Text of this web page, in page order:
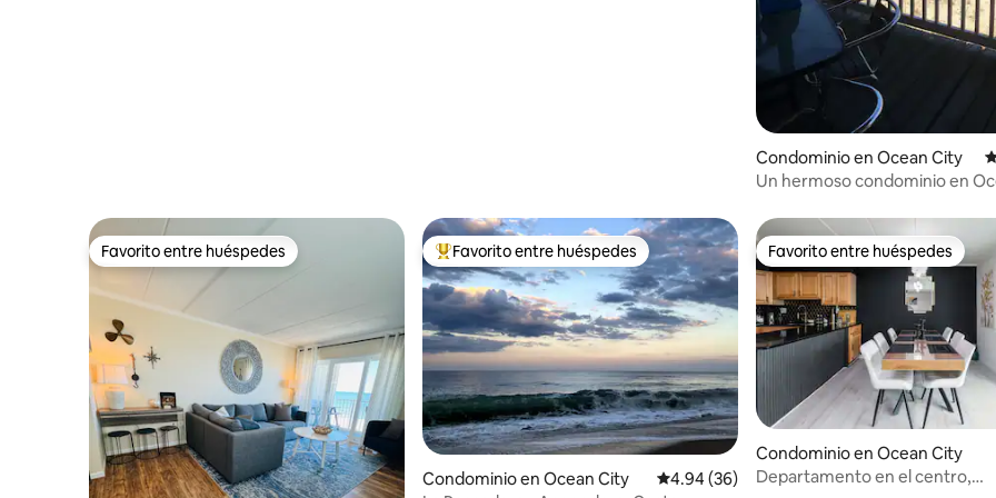
Condominio en Ocean City
Un hermoso condominio en
Favorito entre huéspedes
Favorito entre huéspedes De los mejores en Favorito entre huéspedes
Favorito entre huéspedes
Condominio en Ocean City Calificación promedio: 4.94 de 5; 36
4.94 (36)
Favorito entre huéspedes
Favorito entre huéspedes
Condominio en Ocean City
Departamento en el centro,